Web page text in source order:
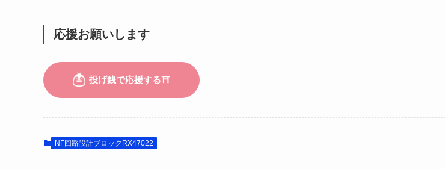
応援お願いします
NF回路設計ブロックRX47022